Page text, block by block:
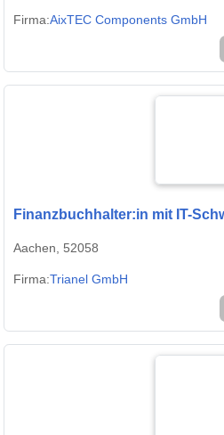
Firma:AixTEC Components GmbH
Finanzbuchhalter:in mit IT-
Aachen, 52058
Firma:Trianel GmbH